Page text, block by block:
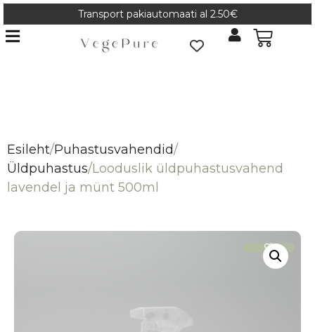
Transport pakiautomaati al 2.50€
Esileht/Puhastusvahendid/
Üldpuhastus/Looduslik üldpuhastusvahend
lavendel ja münt 500ml